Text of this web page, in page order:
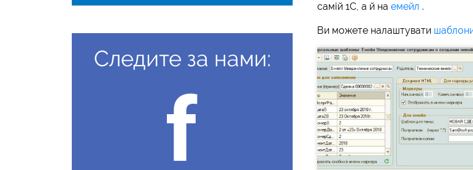
Следите за нами:
самій 1С, а й на емейл .
Ви можете налаштувати